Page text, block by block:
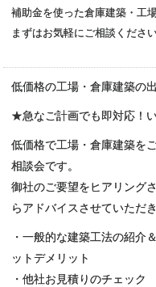
補助金を使った倉庫建築・工
まずはお気軽にご相談ください
低価格の工場・倉庫建築の
★急なご計画でも即対応！
低価格で工場・倉庫建築を
相談会です。
御社のご要望をヒアリング
らアドバイスさせていただき
・一般的な建築工法の紹介
ットデメリット
・他社お見積りのチェック